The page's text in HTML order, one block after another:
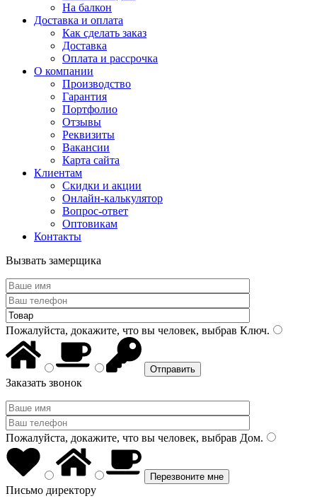
На балкон
Доставка и оплата
Как сделать заказ
Доставка
Оплата и рассрочка
О компании
Производство
Гарантия
Портфолио
Отзывы
Реквизиты
Вакансии
Карта сайта
Клиентам
Скидки и акции
Онлайн-калькулятор
Вопрос-ответ
Оптовикам
Контакты
Вызвать замерщика
Пожалуйста, докажите, что вы человек, выбрав Ключ.
Заказать звонок
Пожалуйста, докажите, что вы человек, выбрав Дом.
Письмо директору